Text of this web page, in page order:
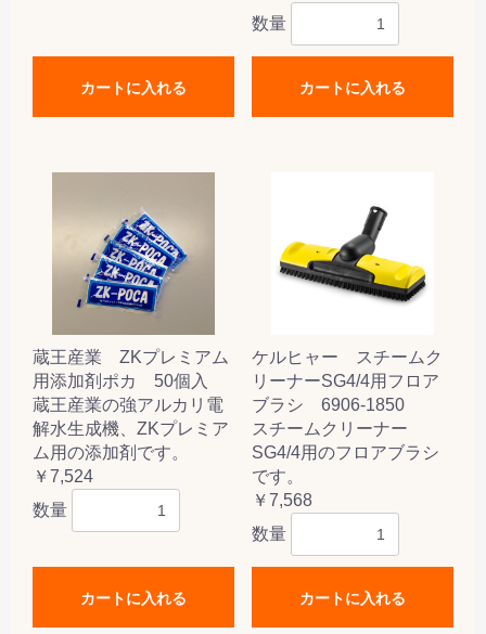
カートに入れる
数量
カートに入れる
蔵王産業 ZKプレミアム
用添加剤ポカ 50個入
蔵王産業の強アルカリ電
解水生成機、ZKプレミア
ム用の添加剤です。
￥7,524
数量
カートに入れる
ケルヒャー スチームク
リーナーSG4/4用フロア
ブラシ 6906-1850
スチームクリーナー
SG4/4用のフロアブラシ
です。
￥7,568
数量
カートに入れる